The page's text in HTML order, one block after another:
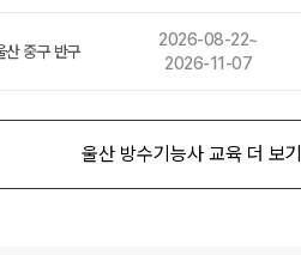
산 중구 반구
2026-08-22~
2026-11-07
울산 방수기능사교육 더 보기